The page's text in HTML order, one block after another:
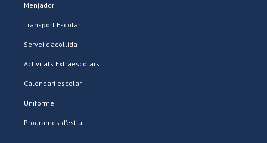
Menjador
Transport Escolar
Servei d’acollida
Activitats Extraescolars
Calendari escolar
Uniforme
Programes d’estiu